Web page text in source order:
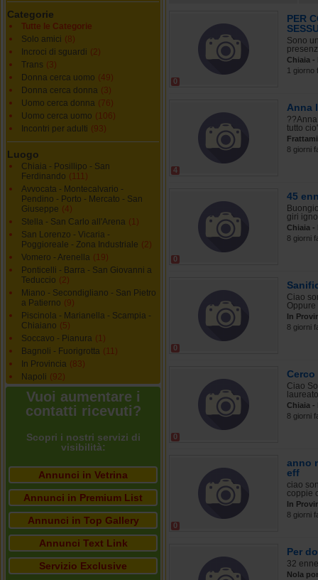
Categorie
Tutte le Categorie
Solo amici (8)
Incroci di sguardi (2)
Trans (3)
Donna cerca uomo (49)
Donna cerca donna (3)
Uomo cerca donna (76)
Uomo cerca uomo (106)
Incontri per adulti (93)
Luogo
Chiaia - Posillipo - San
Ferdinando (111)
Avvocata - Montecalvario -
Pendino - Porto - Mercato - San
Giuseppe (4)
Stella - San Carlo all'Arena (1)
San Lorenzo - Vicaria -
Poggioreale - Zona Industriale (2)
Vomero - Arenella (19)
Ponticelli - Barra - San Giovanni a
Teduccio (2)
Miano - Secondigliano - San Pietro
a Patierno (9)
Piscinola - Marianella - Scampia -
Chiaiano (5)
Soccavo - Pianura (1)
Bagnoli - Fuorigrotta (11)
In Provincia (83)
Napoli (92)
Vuoi aumentare i
contatti ricevuti?
Scopri i nostri servizi di
visibilità:
Annunci in Vetrina
Annunci in Premium List
Annunci in Top Gallery
Annunci Text Link
Servizio Exclusive
0
PER
Sono
Chiaia -
1 giorno
4
Anna
tutto
8 giorni
0
45
giri
Chiaia -
8 giorni
0
Ciao
Oppure
In
8 giorni
0
Ciao
Chiaia -
8 giorni
0
anno
eff
ciao
coppie
In
8 giorni
Per
32
Nola